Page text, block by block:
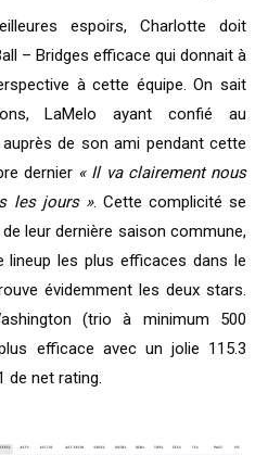
espoirs, Charlotte doit
– Bridges efficace qui donnait à
à cette équipe. On sait
LaMelo ayant confié au
de son ami pendant cette
dernier « Il va clairement nous
les jours ». Cette complicité se
leur dernière saison commune,
lineup les plus efficaces dans le
évidemment les deux stars.
(trio à minimum 500
efficace avec un jolie 115.3
de net rating.